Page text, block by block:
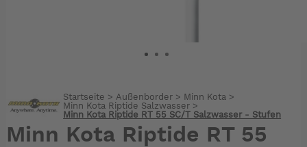
Startseite >Außenborder > Minn Kota >
Minn Kota Riptide Salzwasser >
Minn Kota Riptide RT 55 SC/T Salzwasser - Stufen
Minn Kota Riptide RT 55